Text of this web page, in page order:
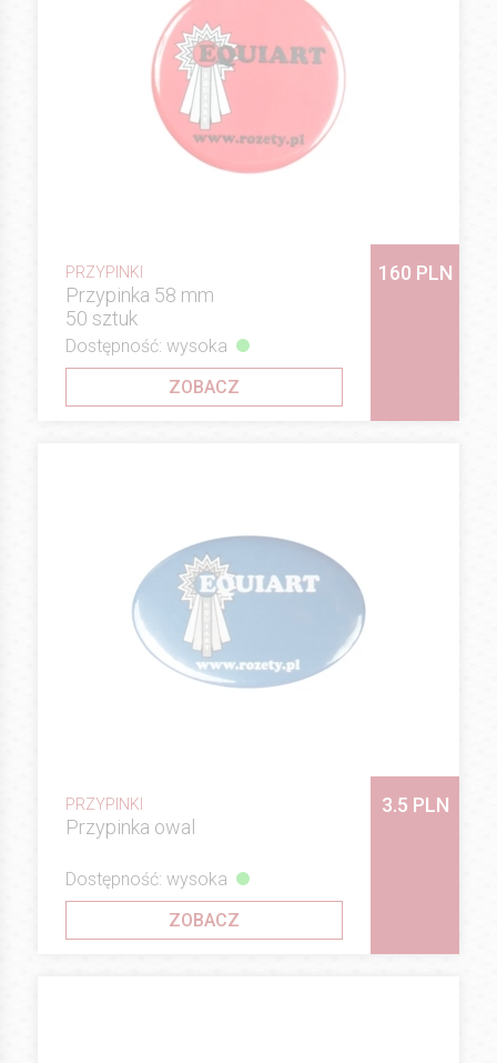
PRZYPINKI
Przypinka 58 mm
50 sztuk
160 PLN
Dostępność: wysoka
ZOBACZ
PRZYPINKI
Przypinka owal
3.5 PLN
Dostępność: wysoka
ZOBACZ